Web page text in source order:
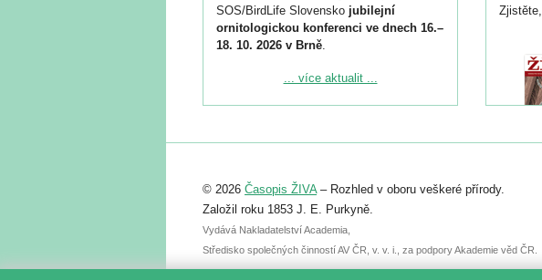
SOS/BirdLife Slovensko jubilejní
ornitologickou konferenci ve dnech 16.–
18. 10. 2026 v Brně.
Podrobnější informace ke konferenci
Registrovat se můžete do 6. září.
abstraktu přihlášené přednášky nebo
posteru je už 30. června.
... více aktualit ...
Zjistěte,
© 2026 Časopis ŽIVA– Rozhled v oboru veškeré přírody.
Založil roku 1853 J. E. Purkyně.
Vydává Nakladatelství Academia,
Středisko společných činností AV ČR, v. v. i., za podpory Akademie věd ČR.